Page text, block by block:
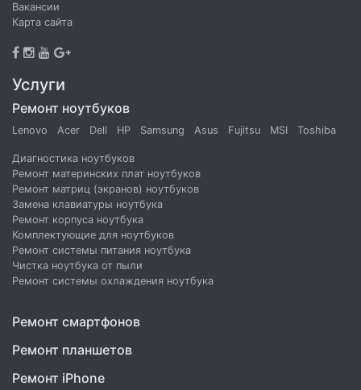
Вакансии
Карта сайта
Услуги
Ремонт ноутбуков
Lenovo Acer Dell HP Samsung Asus Fujitsu MSI Toshiba
Диагностика ноутбуков
Ремонт материнских плат ноутбуков
Ремонт матриц (экранов) ноутбуков
Замена клавиатуры ноутбука
Ремонт корпуса ноутбука
Комплектующие для ноутбуков
Ремонт системы питания ноутбука
Чистка ноутбука от пыли
Ремонт системы охлаждения ноутбука
Ремонт смартфонов
Ремонт планшетов
Ремонт iPhone